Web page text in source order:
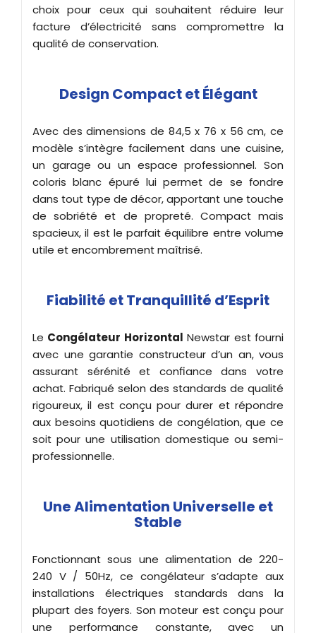
choix pour ceux qui souhaitent réduire leur
facture d’électricité sans compromettre la
qualité de conservation.
Design Compact et Élégant
Avec des dimensions de 84,5 x 76 x 56 cm, ce
modèle s’intègre facilement dans une cuisine,
un garage ou un espace professionnel. Son
coloris blanc épuré lui permet de se fondre
dans tout type de décor, apportant une touche
de sobriété et de propreté. Compact mais
spacieux, il est le parfait équilibre entre volume
utile et encombrement maîtrisé.
Fiabilité et Tranquillité d’Esprit
Le Congélateur Horizontal Newstar est fourni
avec une garantie constructeur d’un an, vous
assurant sérénité et confiance dans votre
achat. Fabriqué selon des standards de qualité
rigoureux, il est conçu pour durer et répondre
aux besoins quotidiens de congélation, que ce
soit pour une utilisation domestique ou semi-
professionnelle.
Une Alimentation Universelle et
Stable
Fonctionnant sous une alimentation de 220-
240 V / 50Hz, ce congélateur s’adapte aux
installations électriques standards dans la
plupart des foyers. Son moteur est conçu pour
une performance constante, avec un